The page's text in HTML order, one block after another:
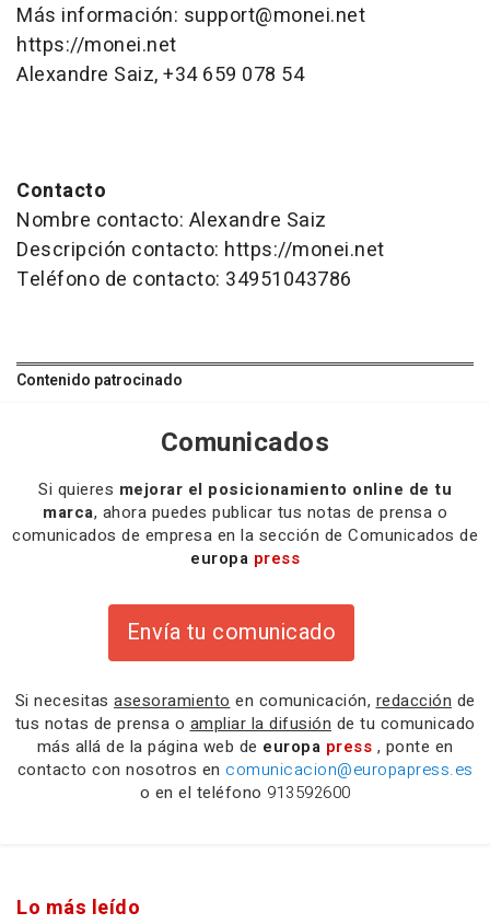
Más información: support@monei.net
https://monei.net
Alexandre Saiz, +34 659 078 54
Contacto
Nombre contacto: Alexandre Saiz
Descripción contacto: https://monei.net
Teléfono de contacto: 34951043786
Contenido patrocinado
Comunicados
Si quieres mejorar el posicionamiento online de tu
marca, ahora puedes publicar tus notas de prensa o
comunicados de empresa en la sección de Comunicados de
europa press
Envía tu comunicado
Si necesitas asesoramiento en comunicación, redacción de
tus notas de prensa o ampliar la difusión de tu comunicado
más allá de la página web de europa press , ponte en
contacto con nosotros en comunicacion@europapress.es
o en el teléfono 913592600
Lo más leído